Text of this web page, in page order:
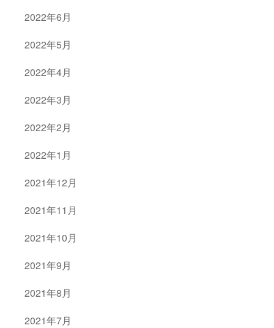
2022年6月
2022年5月
2022年4月
2022年3月
2022年2月
2022年1月
2021年12月
2021年11月
2021年10月
2021年9月
2021年8月
2021年7月